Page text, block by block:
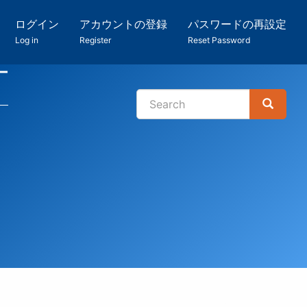
ログイン
Log in
アカウントの登録
Register
パスワードの再設定
Reset Password
検
Search
Search